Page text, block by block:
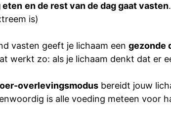
eten en de rest van de dag gaat vasten
is)
vasten geeft je lichaam een gezonde
werkt zo: als je lichaam denkt dat er
oer-overlevingsmodus bereidt jouw
is alle voeding meteen voor